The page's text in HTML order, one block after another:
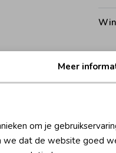
Marketing cookies
Meer
om je
we dat de website goed